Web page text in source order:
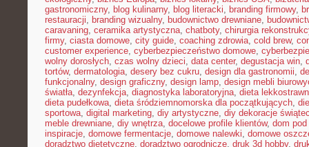
gastronomiczny, blog kulinarny, blog literacki, branding firmowy,
restauracji, branding wizualny, budownictwo drewniane,
caravaning, ceramika artystyczna, chatboty, chirurgia
firmy, ciasta domowe, city guide, coaching zdrowia, cold brew,
customer experience, cyberbezpieczeństwo domowe,
wolny dorosłych, czas wolny dzieci, data center, degustacja win,
tortów, dermatologia, desery bez cukru, design dla gastronomii,
funkcjonalny, design graficzny, design lamp, design mebli
światła, dezynfekcja, diagnostyka laboratoryjna, dieta
dieta pudełkowa, dieta śródziemnomorska dla początkujących,
sportowa, digital marketing, diy artystyczne, diy dekoracje
meble drewniane, diy wnętrza, docelowe profile klientów, dom
inspiracje, domowe fermentacje, domowe nalewki, domowe
doradztwo dietetyczne, doradztwo ogrodnicze, druk 3d hobby,